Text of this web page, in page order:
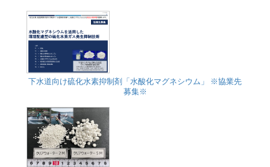
下水道向け硫化水素抑制剤「水酸化マグネシウム」 ※協業先
募集※